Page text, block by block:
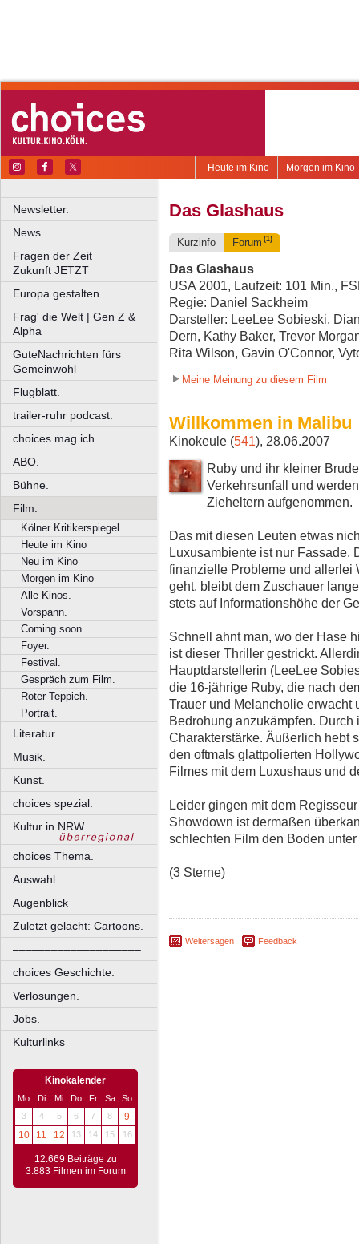
Morgen im Kino
Heute im Kino
Newsletter.
News.
Fragen der Zeit
Zukunft JETZT
Europa gestalten
Frag' die Welt | Gen Z &
Alpha
GuteNachrichten fürs
Gemeinwohl
Flugblatt.
trailer-ruhr podcast.
choices mag ich.
ABO.
Bühne.
Film.
Kölner Kritikerspiegel.
Heute im Kino
Neu im Kino
Morgen im Kino
Alle Kinos.
Vorspann.
Coming soon.
Foyer.
Festival.
Gespräch zum Film.
Roter Teppich.
Portrait.
Literatur.
Musik.
Kunst.
choices spezial.
Kultur in NRW.
choices Thema.
Auswahl.
Augenblick
Zuletzt gelacht: Cartoons.
––––––––––––––––––––
choices Geschichte.
Verlosungen.
Jobs.
Kulturlinks
Kinokalender
Mo Di Mi Do Fr Sa
So
3
4 5 6 7 8
9
10
11 12 13 14 15 16
12.669 Beiträge zu
3.883 Filmen im Forum
Das Glashaus
Kurzinfo Forum (1)
Das Glashaus
USA 2001, Laufzeit: 101 Min.,
Regie: Daniel Sackheim
Darsteller: LeeLee Sobieski,
Dern, Kathy Baker, Trevor
Rita Wilson, Gavin O'Connor,
Meine Meinung zu diesem Film
Willkommen in Malibu
Kinokeule (541), 28.06.2007
Ruby und ihr kleiner
Verkehrsunfall und
Zieheltern aufgenommen.
Das mit diesen Leuten etwas
Luxusambiente ist nur Fassade.
finanzielle Probleme und allerlei
geht, bleibt dem Zuschauer
stets auf Informationshöhe der
Schnell ahnt man, wo der Hase
ist dieser Thriller gestrickt.
Hauptdarstellerin (LeeLee
die 16-jährige Ruby, die nach
Trauer und Melancholie erwacht
Bedrohung anzukämpfen.
Charakterstärke. Äußerlich hebt
den oftmals glattpolierten
Filmes mit dem Luxushaus und
Leider gingen mit dem
Showdown ist dermaßen
schlechten Film den Boden
(3 Sterne)
Weitersagen Feedback